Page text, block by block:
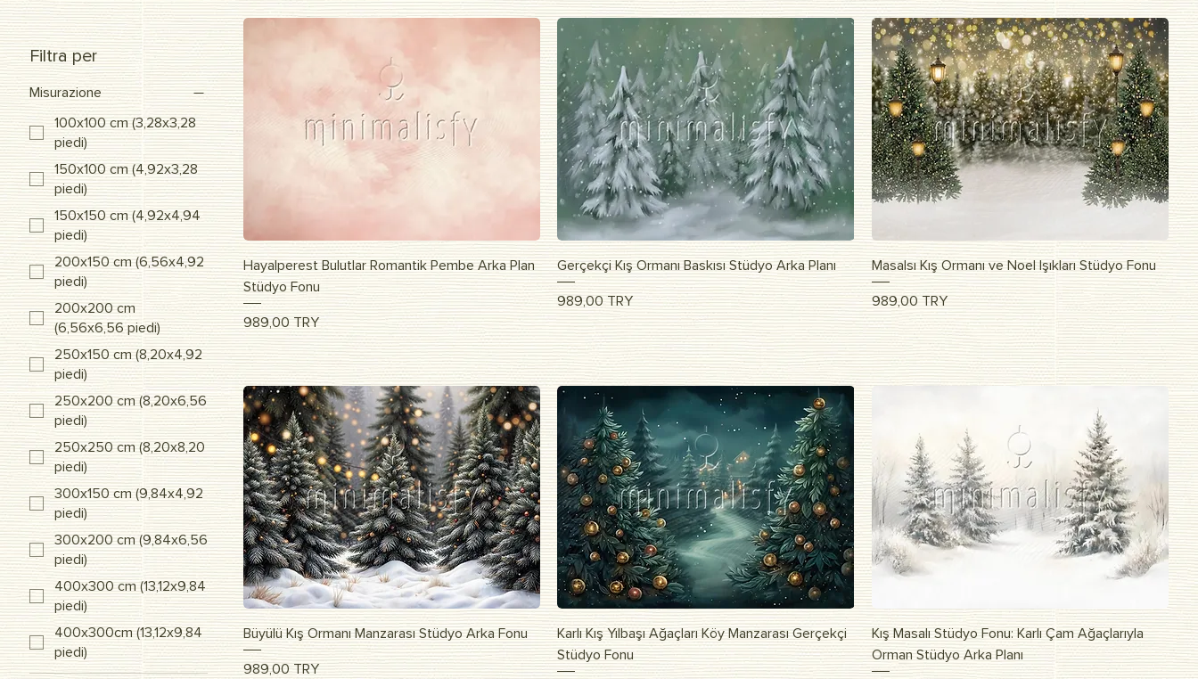
Filtra per
Misurazione
100x100 cm (3,28x3,28
piedi)
150x100 cm (4,92x3,28
piedi)
150x150 cm (4,92x4,94
piedi)
200x150 cm (6,56x4,92
piedi)
200x200 cm
(6,56x6,56 piedi)
250x150 cm (8,20x4,92
piedi)
250x200 cm (8,20x6,56
piedi)
250x250 cm (8,20x8,20
piedi)
300x150 cm (9,84x4,92
piedi)
300x200 cm (9,84x6,56
piedi)
400x300 cm (13,12x9,84
piedi)
400x300cm (13,12x9,84
piedi)
Vista rapida
Hayalperest Bulutlar Romantik Pembe Arka Plan
Stüdyo Fonu
Prezzo
989,00 TRY
Vista rapida
Gerçekçi Kış Ormanı Baskısı Stüdyo Arka Planı
Prezzo
989,00 TRY
Vista rapida
Masalsı Kış Ormanı ve Noel Işıkları Stüdyo Fonu
Prezzo
989,00 TRY
Vista rapida
Büyülü Kış Ormanı Manzarası Stüdyo Arka Fonu
Prezzo
989,00 TRY
Vista rapida
Karlı Kış Yılbaşı Ağaçları Köy Manzarası Gerçekçi
Stüdyo Fonu
Vista rapida
Kış Masalı Stüdyo Fonu: Karlı Çam Ağaçlarıyla
Orman Stüdyo Arka Planı